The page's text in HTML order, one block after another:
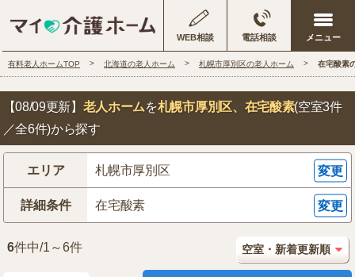
WEB相談 電話相談
有料老人ホームTOP 北海道の老人ホーム 札幌市厚別区の老人ホーム 在宅酸素
【08/09更新】 老人ホームを札幌市厚別区、在宅酸素(空室3件
／全6件)から探す
エリア 札幌市厚別区 変更
詳細条件 在宅酸素 変更
6件中/1～6件